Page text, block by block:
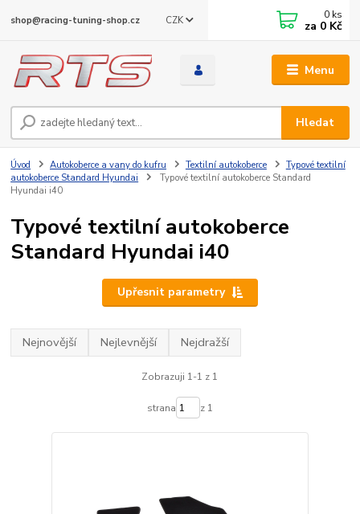
Menu
CZK
Hledat
shop@racing-tuning-shop.cz 0 ks
za 0 Kč
Úvod Autokoberce a vany do kufru Textilní autokoberce
Typové textilní
autokoberce Standard Hyundai
Typové textilní autokoberce Standard
Hyundai i40
Typové textilní autokoberce
Standard Hyundai i40
Upřesnit parametry
Nejnovější Nejlevnější Nejdražší
Zobrazuji 1-1 z 1
strana z 1